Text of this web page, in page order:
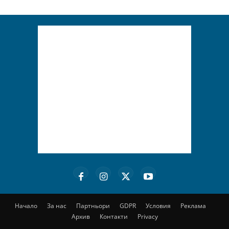
Начало За нас Партньори GDPR Условия
Реклама
Архив
Контакти Privacy